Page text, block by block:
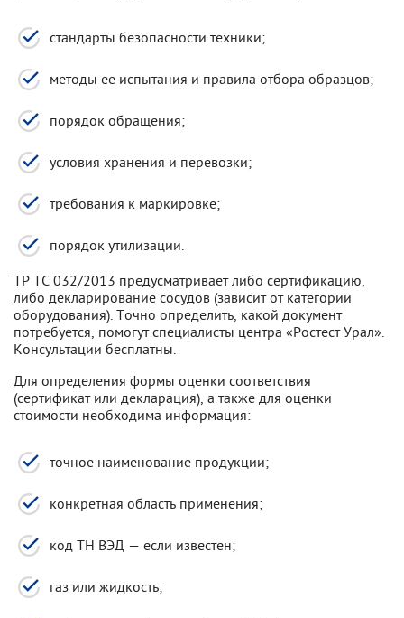
стандарты безопасности техники;
методы ее испытания и правила отбора образцов;
порядок обращения;
условия хранения и перевозки;
требования к маркировке;
порядок утилизации.
ТР ТС 032/2013 предусматривает либо сертификацию,
либо декларирование сосудов (зависит от категории
оборудования). Точно определить, какой документ
потребуется, помогут специалисты центра «Ростест Урал».
Консультации бесплатны.
Для определения формы оценки соответствия
(сертификат или декларация), а также для оценки
стоимости необходима информация:
точное наименование продукции;
конкретная область применения;
код ТН ВЭД — если известен;
газ или жидкость;